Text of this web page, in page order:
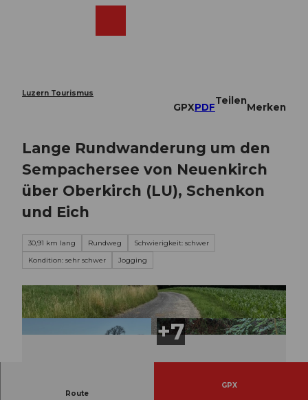
Luzern Tourismus
GPXPDF
Teilen
Merken
Lange Rundwanderung um den
Sempachersee von Neuenkirch
über Oberkirch (LU), Schenkon
und Eich
30,91 km lang Rundweg
Schwierigkeit: schwer
Kondition: sehr schwer
Jogging
Route
GPX